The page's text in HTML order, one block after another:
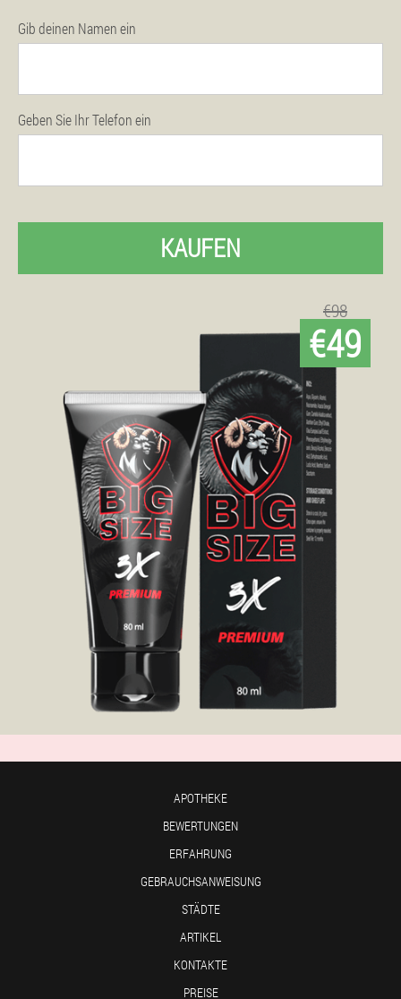
Gib deinen Namen ein
Geben Sie Ihr Telefon ein
KAUFEN
€98
€49
APOTHEKE
BEWERTUNGEN
ERFAHRUNG
GEBRAUCHSANWEISUNG
STÄDTE
ARTIKEL
KONTAKTE
PREISE